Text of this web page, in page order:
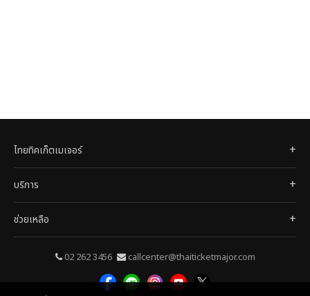
ไทยทิคเก็ตเมเจอร์
บริการ
ช่วยเหลือ
02 262 3456 callcenter@thaiticketmajor.com